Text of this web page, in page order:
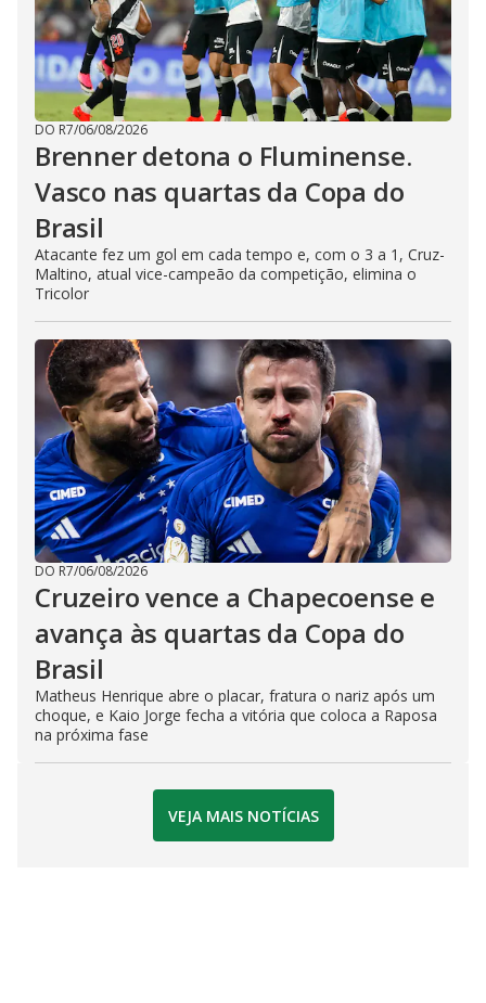
DO R7/06/08/2026
Brenner detona o Fluminense.
Vasco nas quartas da Copa do
Brasil
Atacante fez um gol em cada tempo e, com o 3 a 1, Cruz-
Maltino, atual vice-campeão da competição, elimina o
Tricolor
DO R7/06/08/2026
Cruzeiro vence a Chapecoense e
avança às quartas da Copa do
Brasil
Matheus Henrique abre o placar, fratura o nariz após um
choque, e Kaio Jorge fecha a vitória que coloca a Raposa
na próxima fase
VEJA MAIS NOTÍCIAS